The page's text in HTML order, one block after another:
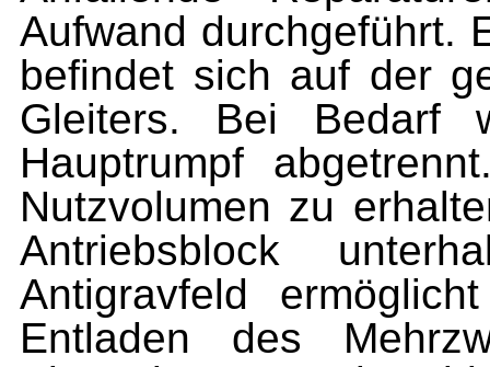
Aufwand durchgeführt.
befindet sich auf der
Gleiters. Bei Bedarf
Hauptrumpf
Nutzvolumen zu
Antriebsblock
Antigravfeld
Entladen des